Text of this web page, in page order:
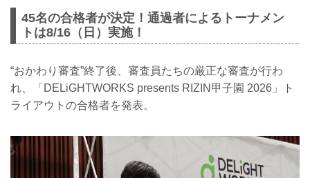
45名の合格者が決定！通過者によるトーナメン
トは8/16（日）実施！
“おかわり審査”終了後、審査員たちの厳正な審査が行わ
れ、「DELiGHTWORKS presents RIZIN甲子園 2026」ト
ライアウトの合格者を発表。